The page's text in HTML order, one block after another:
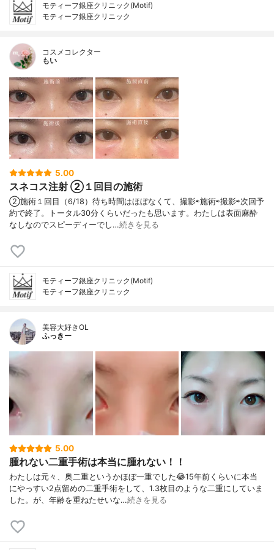
モティーフ銀座クリニック(Motif)
モティーフ銀座クリニック
コスメコレクター
もい
5.00
スネコス注射 ②１回目の施術
②施術１回目（6/18）待ち時間はほぼなくて、撮影⇨施術⇨撮影⇨次回予
約で終了。トータル30分くらいだったも思います。わたしは表面麻酔
なしなのでスピーディーでし…続きを見る
モティーフ銀座クリニック(Motif)
モティーフ銀座クリニック
美容大好きOL
ふっきー
5.00
腫れない二重手術は本当に腫れない！！
わたしは元々、奥二重というかほぼ一重でした😂15年前くらいに本当
にやっすい2点留めの二重手術をして、1.3枚目のような二重にしていま
した。が、年齢を重ねたせいな…続きを見る